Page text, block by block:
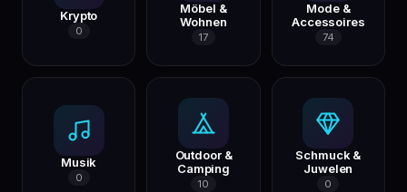
Krypto
0
Möbel &
Wohnen
17
Mode &
Accessoires
74
Musik
0
Outdoor &
Camping
10
Schmuck &
Juwelen
0